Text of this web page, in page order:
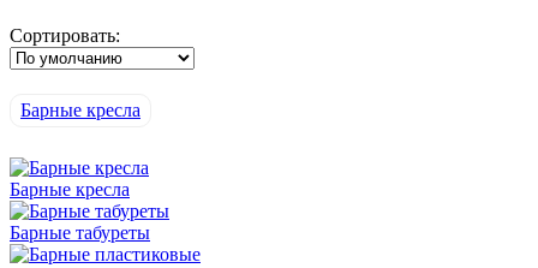
Сортировать:
Барные кресла
Барные кресла
Барные табуреты